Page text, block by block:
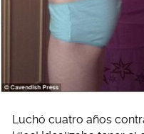
Luchó cuatro años